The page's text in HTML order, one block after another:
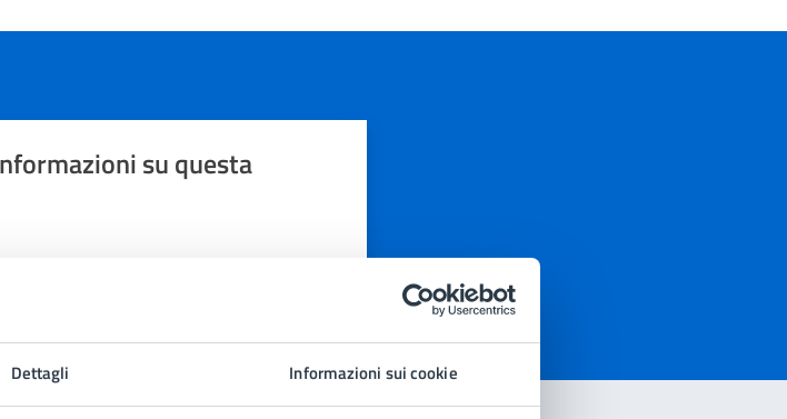
Dettagli Informazioni sui cookie
su questa